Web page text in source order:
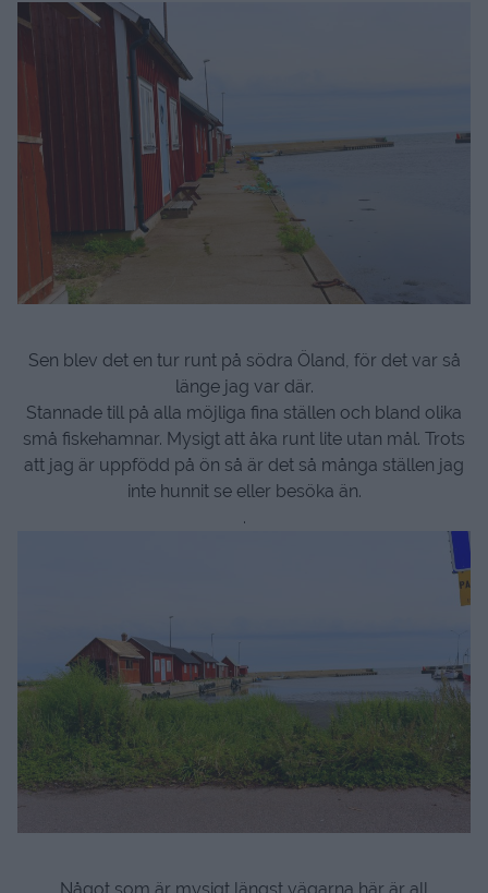
Sen blev det en tur runt på södra Öland, för det var så
länge jag var där.
Stannade till på alla möjliga fina ställen och bland olika
små fiskehamnar. Mysigt att åka runt lite utan mål. Trots
att jag är uppfödd på ön så är det så många ställen jag
inte hunnit se eller besöka än.
.